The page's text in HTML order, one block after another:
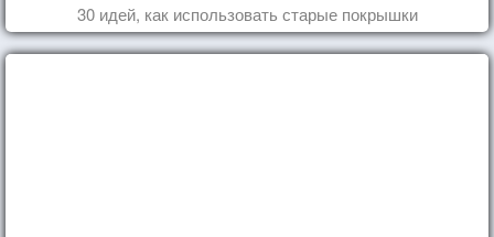
30 идей, как использовать старые покрышки